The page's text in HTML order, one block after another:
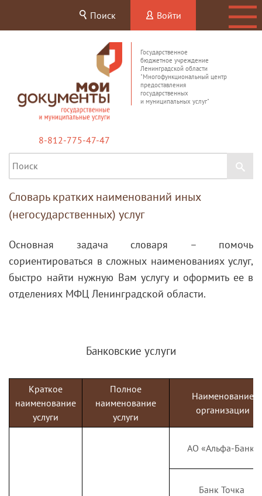
Поиск Войти
Государственное
бюджетное учреждение
Ленинградской области
"Многофункциональный центр
предоставления
государственных
и муниципальных услуг"
8-812-775-47-47
Словарь кратких наименований иных
(негосударственных) услуг
Основная задача словаря – помочь
сориентироваться в сложных наименованиях услуг,
быстро найти нужную Вам услугу и оформить ее в
отделениях МФЦ Ленинградской области.
Банковские услуги
Краткое
наименование
услуги
Полное
наименование
услуги
Наименование
организации
АО «Альфа-Банк»
Банк Точка